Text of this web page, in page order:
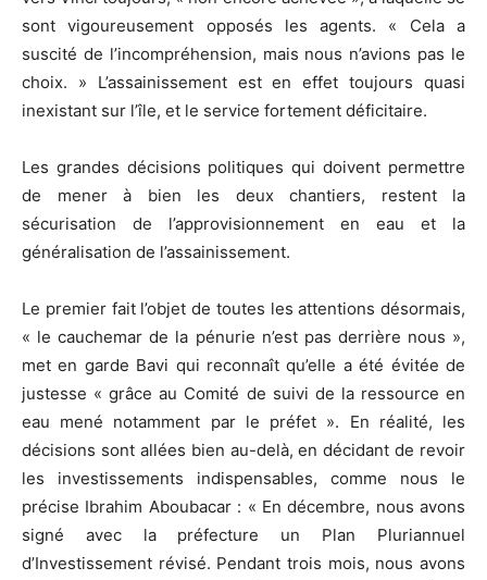
sont vigoureusement opposés les agents. « Cela a
suscité de l’incompréhension, mais nous n’avions pas le
choix. » L’assainissement est en effet toujours quasi
inexistant sur l’île, et le service fortement déficitaire.
Les grandes décisions politiques qui doivent permettre
de mener à bien les deux chantiers, restent la
sécurisation de l’approvisionnement en eau et la
généralisation de l’assainissement.
Le premier fait l’objet de toutes les attentions désormais,
« le cauchemar de la pénurie n’est pas derrière nous »,
met en garde Bavi qui reconnaît qu’elle a été évitée de
justesse « grâce au Comité de suivi de la ressource en
eau mené notamment par le préfet ». En réalité, les
décisions sont allées bien au-delà, en décidant de revoir
les investissements indispensables, comme nous le
précise Ibrahim Aboubacar : « En décembre, nous avons
signé avec la préfecture un Plan Pluriannuel
d’Investissement révisé. Pendant trois mois, nous avons